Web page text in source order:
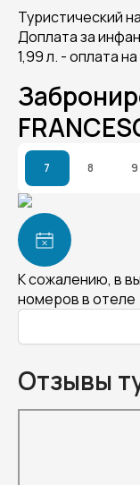
Туристический
Доплата за
1,99 л. - оплата
7 8 9
К сожалению, в
номеров в отеле
Отзывы